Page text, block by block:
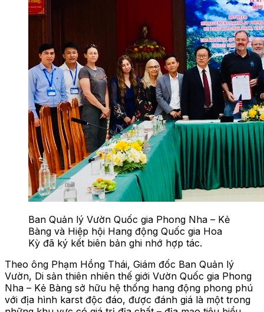
Ban Quản lý Vườn Quốc gia Phong Nha – Kẻ
Bàng và Hiệp hội Hang động Quốc gia Hoa
Kỳ đã ký kết biên bản ghi nhớ hợp tác.
Theo ông Phạm Hồng Thái, Giám đốc Ban Quản lý
Vườn, Di sản thiên nhiên thế giới Vườn Quốc gia Phong
Nha – Kẻ Bàng sở hữu hệ thống hang động phong phú
với địa hình karst độc đáo, được đánh giá là một trong